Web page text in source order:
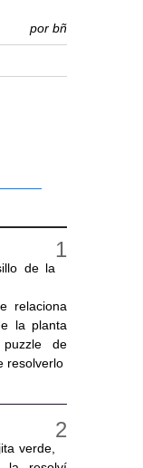
por bñ
de la
relaciona
la planta
de
resolverlo
verde,